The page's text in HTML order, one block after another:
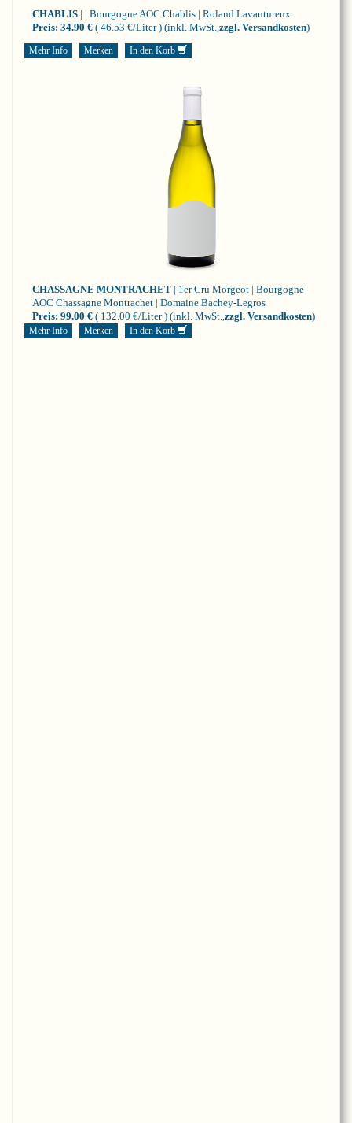
CHABLIS | | Bourgogne AOC Chablis | Roland Lavantureux
Preis: 34.90 € ( 46.53 €/Liter ) (inkl. MwSt., zzgl. Versandkosten)
Mehr Info Merken In den Korb
CHASSAGNE MONTRACHET | 1er Cru Morgeot | Bourgogne
AOC Chassagne Montrachet | Domaine Bachey-Legros
Preis: 99.00 € ( 132.00 €/Liter ) (inkl. MwSt., zzgl. Versandkosten)
Mehr Info Merken In den Korb